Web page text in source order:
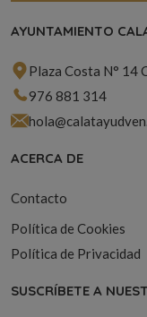
AYUNTAMIENTO
Plaza Costa N° 14
976 881 314
ACERCA DE
Contacto
Política de Cookies
Política de Privacidad
SUSCRÍBETE A